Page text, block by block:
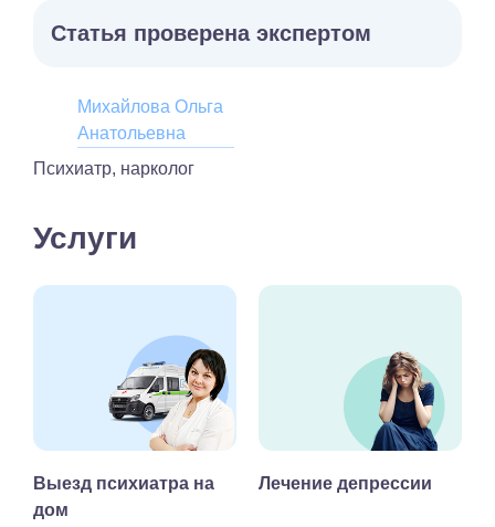
Статья проверена экспертом
Михайлова Ольга
Анатольевна
Психиатр, нарколог
Услуги
Выезд психиатра на
дом
Лечение депрессии